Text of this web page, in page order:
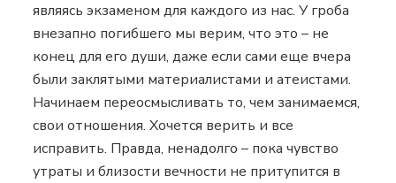
являясь экзаменом для каждого из нас. У гроба
внезапно погибшего мы верим, что это – не
конец для его души, даже если сами еще вчера
были заклятыми материалистами и атеистами.
Начинаем переосмысливать то, чем занимаемся,
свои отношения. Хочется верить и все
исправить. Правда, ненадолго – пока чувство
утраты и близости вечности не притупится в